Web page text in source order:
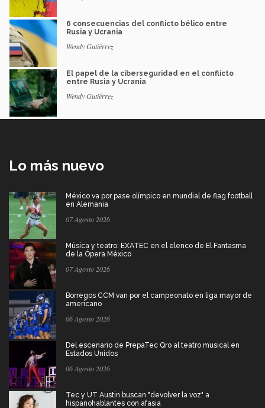
6 consecuencias del conflicto bélico entre
Rusia y Ucrania
Wendy Gutiérrez
El papel de la ciberseguridad en el conflicto
entre Rusia y Ucrania
Wendy Gutiérrez
Lo más nuevo
México va por pase olímpico en mundial de flag football
en Alemania
07 Agosto 2026
Música y teatro: EXATEC en el elenco de El Fantasma
de la Ópera México
07 Agosto 2026
Borregos CCM van por el campeonato en liga mayor de
americano
06 Agosto 2026
Del escenario de PrepaTec Qro al teatro musical en
Estados Unidos
06 Agosto 2026
Tec y UT Austin buscan "devolver la voz" a
hispanohablantes con afasia